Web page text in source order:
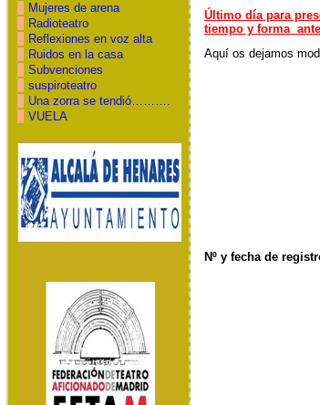
Mujeres de arena
Radioteatro
Reflexiones en voz alta
Ruidos en la casa
Subvenciones
suspiroteatro
Una zorra se tendió……….
VUELA
Último día para
tiempo y forma
Aquí os dejamos
Nº y fecha de